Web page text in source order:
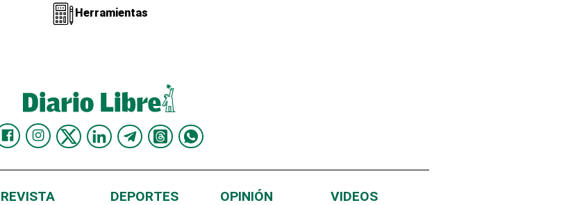
Herramientas
REVISTA DEPORTES OPINIÓN VIDEOS